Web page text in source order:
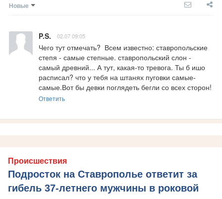
Новые
P.S. 02.07 09:05
Чего тут отмечать?  Всем известно: ставропольские
степя - самые степные. ставропольский слон -
самый древний... А тут, какая-то тревога. Ты б ишо
расписал? что у тебя на штанях пуговки самые-
самые.Вот бы девки поглядеть бегли со всех сторон!
Ответить
Происшествия
Подросток на Ставрополье ответит за
гибель 37-летнего мужчины в роковой